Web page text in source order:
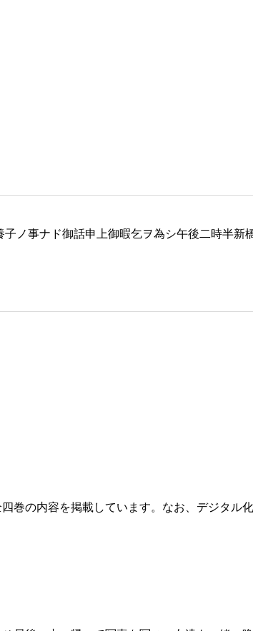
ナド御話申上御暇乞ヲ為シ午後二時半新
巻の内容を掲載しています。なお、デジタル